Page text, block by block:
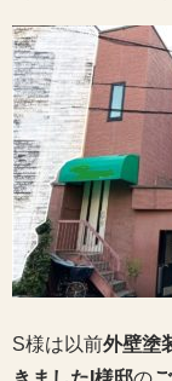
S様は以前外壁塗